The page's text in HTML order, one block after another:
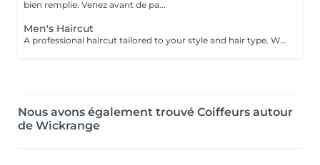
bien remplie. Venez avant de pa...
Men's Haircut
A professional haircut tailored to your style and hair type. We begin with a short consultation to discuss your expectations, followed by a gentle wash while you relax lying comfortably in our Maletti chair, a precise cut, and a smooth blow-dry. We use Dyson Pro tools that protect your hair from excessive heat and deliver a sleek, polished finish. LaBiosthétique care and styling products provide holistic care for hair and scalp, combining scientific research with carefully selected natural ingredients. All brushes are sanitised with Sibel equipment, which effectively removes hair, product buildup, and impurities while reducing bacteria on the brush surface to maintain high hygiene standards for every client.
Nous avons également trouvé Coiffeurs autour
de Wickrange